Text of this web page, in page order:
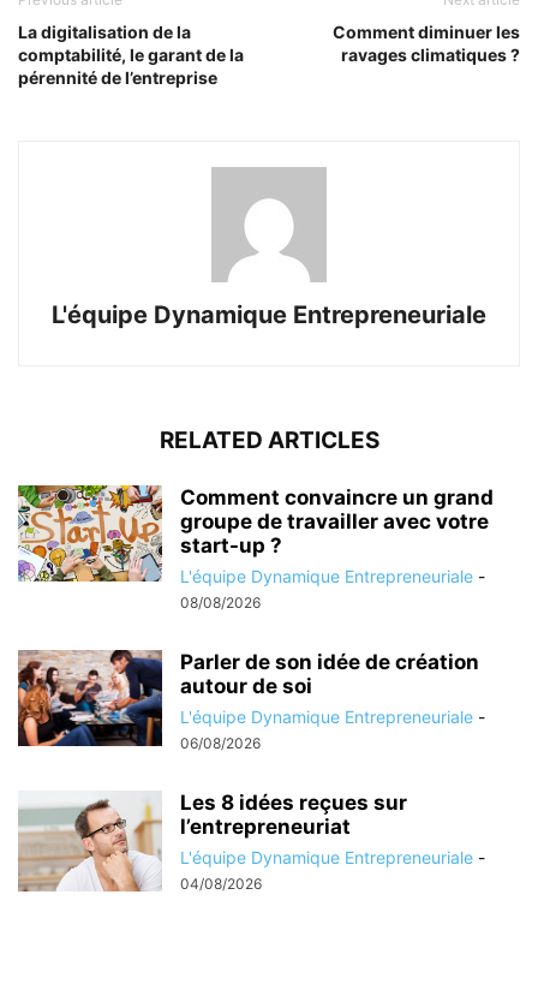
La digitalisation de la
comptabilité, le garant de la
pérennité de l’entreprise
Comment diminuer les
ravages climatiques ?
L'équipe Dynamique Entrepreneuriale
RELATED ARTICLES
Comment convaincre un grand
groupe de travailler avec votre
start-up ?
L'équipe Dynamique Entrepreneuriale -
08/08/2026
Parler de son idée de création
autour de soi
L'équipe Dynamique Entrepreneuriale -
06/08/2026
Les 8 idées reçues sur
l’entrepreneuriat
L'équipe Dynamique Entrepreneuriale -
04/08/2026